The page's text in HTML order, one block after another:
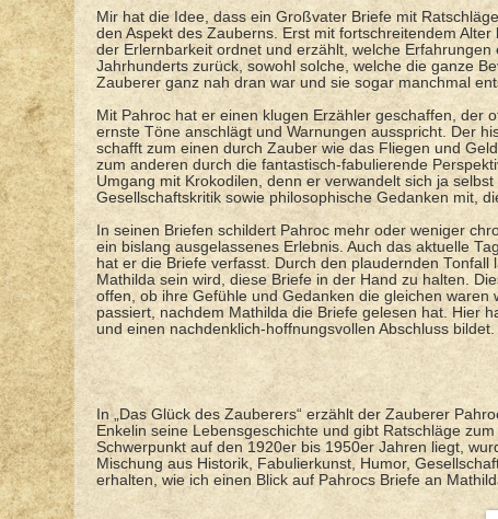
Mir hat die Idee, dass ein Großvater Briefe mit
den Aspekt des Zauberns. Erst mit fortschreitendem
der Erlernbarkeit ordnet und erzählt, welche
Jahrhunderts zurück, sowohl solche, welche die ganze
Zauberer ganz nah dran war und sie sogar manchmal
Mit Pahroc hat er einen klugen Erzähler geschaffen, der
ernste Töne anschlägt und Warnungen ausspricht. Der
schafft zum einen durch Zauber wie das Fliegen und
zum anderen durch die fantastisch-fabulierende
Umgang mit Krokodilen, denn er verwandelt sich ja
Gesellschaftskritik sowie philosophische Gedanken mit,
In seinen Briefen schildert Pahroc mehr oder weniger
ein bislang ausgelassenes Erlebnis. Auch das aktuelle
hat er die Briefe verfasst. Durch den plaudernden
Mathilda sein wird, diese Briefe in der Hand zu halten.
offen, ob ihre Gefühle und Gedanken die gleichen
passiert, nachdem Mathilda die Briefe gelesen hat. Hier
und einen nachdenklich-hoffnungsvollen Abschluss bildet.
In „Das Glück des Zauberers“ erzählt der Zauberer
Enkelin seine Lebensgeschichte und gibt Ratschläge
Schwerpunkt auf den 1920er bis 1950er Jahren liegt,
Mischung aus Historik, Fabulierkunst, Humor,
erhalten, wie ich einen Blick auf Pahrocs Briefe an